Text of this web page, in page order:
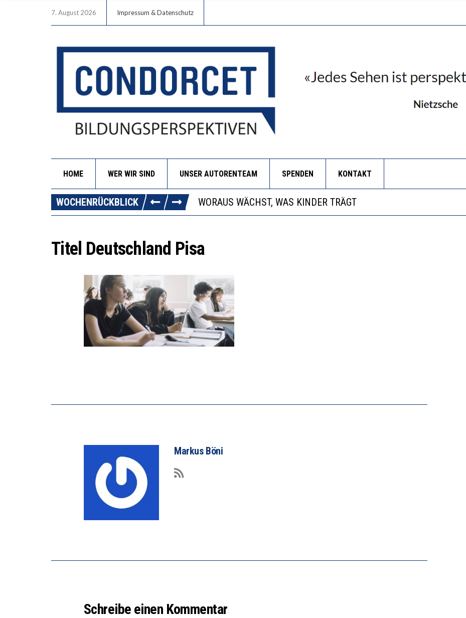
7. August 2026 Impressum & Datenschutz
HOME WER WIR SIND UNSER AUTORENTEAM SPENDEN KONTAKT
WOCHENRÜCKBLICK
DIE GANZE HILFLOSIGKEIT DES BILDUNGSBÜRGERTUMS
WORAUS WÄCHST, WAS KINDER TRÄGT
“WIR BEOBACHTEN EINEN REGELRECHTEN STURZFLUG BEI DEN
DIE GANZE HILFLOSIGKEIT DES BILDUNGSBÜRGERTUMS
Titel Deutschland Pisa
Markus Böni
Schreibe einen Kommentar